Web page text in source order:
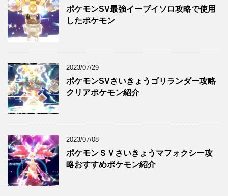
ポケモンSV最強イーブイソロ攻略で使用
したポケモン
2023/07/29
ポケモンSVさいきょうゴリランダー攻略
クリアポケモン紹介
2023/07/08
ポケモンＳＶさいきょうマフォクシー攻
略おすすめポケモン紹介